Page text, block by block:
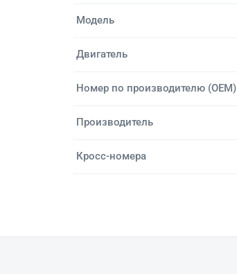
Модель
Двигатель
Номер по производителю (OEM)
Производитель
Кросс-номера